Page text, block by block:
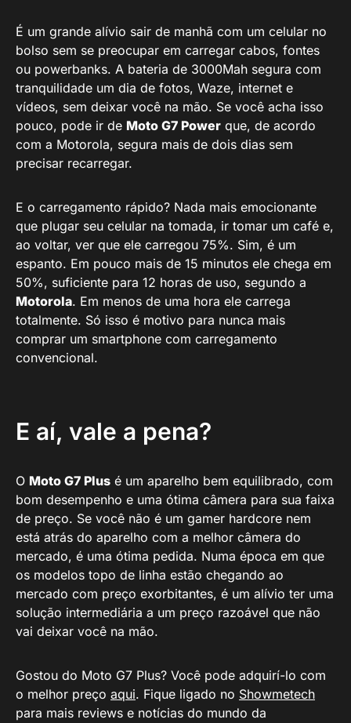
É um grande alívio sair de manhã com um celular no
bolso sem se preocupar em carregar cabos, fontes
ou powerbanks. A bateria de 3000Mah segura com
tranquilidade um dia de fotos, Waze, internet e
vídeos, sem deixar você na mão. Se você acha isso
pouco, pode ir de Moto G7 Power que, de acordo
com a Motorola, segura mais de dois dias sem
precisar recarregar.
E o carregamento rápido? Nada mais emocionante
que plugar seu celular na tomada, ir tomar um café e,
ao voltar, ver que ele carregou 75%. Sim, é um
espanto. Em pouco mais de 15 minutos ele chega em
50%, suficiente para 12 horas de uso, segundo a
Motorola. Em menos de uma hora ele carrega
totalmente. Só isso é motivo para nunca mais
comprar um smartphone com carregamento
convencional.
E aí, vale a pena?
O Moto G7 Plus é um aparelho bem equilibrado, com
bom desempenho e uma ótima câmera para sua faixa
de preço. Se você não é um gamer hardcore nem
está atrás do aparelho com a melhor câmera do
mercado, é uma ótima pedida. Numa época em que
os modelos topo de linha estão chegando ao
mercado com preço exorbitantes, é um alívio ter uma
solução intermediária a um preço razoável que não
vai deixar você na mão.
Gostou do Moto G7 Plus? Você pode adquirí-lo com
o melhor preço aqui. Fique ligado no Showmetech
para mais reviews e notícias do mundo da